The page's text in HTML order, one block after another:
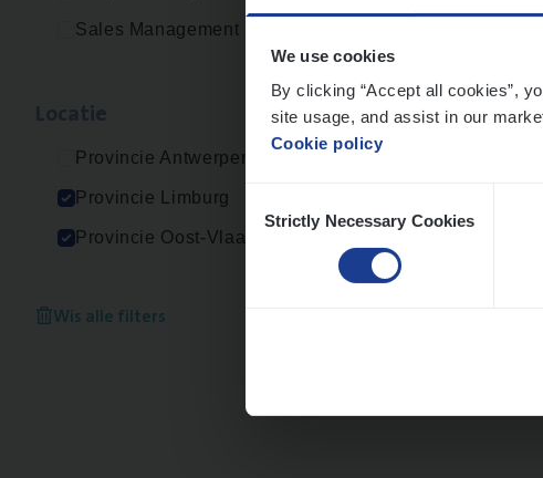
We use cookies
By clicking “Accept all cookies”,
site usage, and assist in our
Cookie policy
Selection
Strictly Necessary Cookies
Sales Management
Provincie Antwerpen
Provincie Limburg
Provincie Oost-Vlaanderen
Wis alle filters